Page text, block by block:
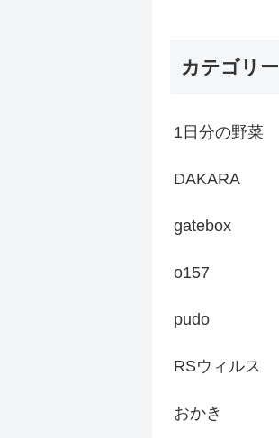
カテゴリー
1日分の野菜
DAKARA
gatebox
o157
pudo
RSウィルス
おかき